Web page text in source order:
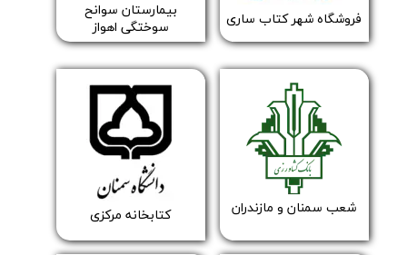
فروشگاه ​شهر کتاب ساری
بیمارستان سوانح
سوختگی اهواز
شعب سمنان و مازندران ​کتابخانه مرکزی